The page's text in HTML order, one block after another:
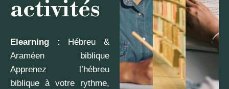
activités
Elearning : Hébreu &
Araméen biblique
Apprenez l’hébreu
biblique à votre rythme,